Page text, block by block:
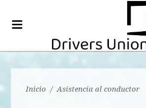
Inicio / Asistencia al conductor